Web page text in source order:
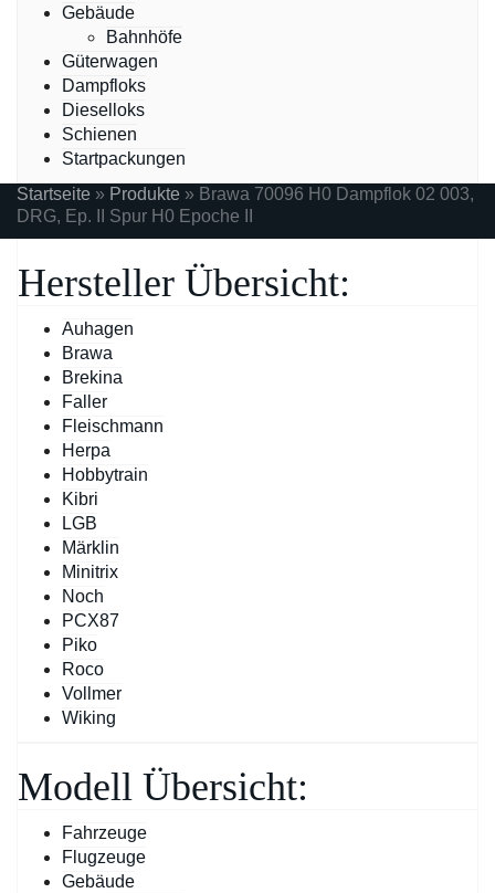
Gebäude
Bahnhöfe
Güterwagen
Dampfloks
Dieselloks
Schienen
Startpackungen
Startseite » Produkte » Brawa 70096 H0 Dampflok 02 003,
DRG, Ep. II Spur H0 Epoche II
Hersteller Übersicht:
Auhagen
Brawa
Brekina
Faller
Fleischmann
Herpa
Hobbytrain
Kibri
LGB
Märklin
Minitrix
Noch
PCX87
Piko
Roco
Vollmer
Wiking
Modell Übersicht:
Fahrzeuge
Flugzeuge
Gebäude